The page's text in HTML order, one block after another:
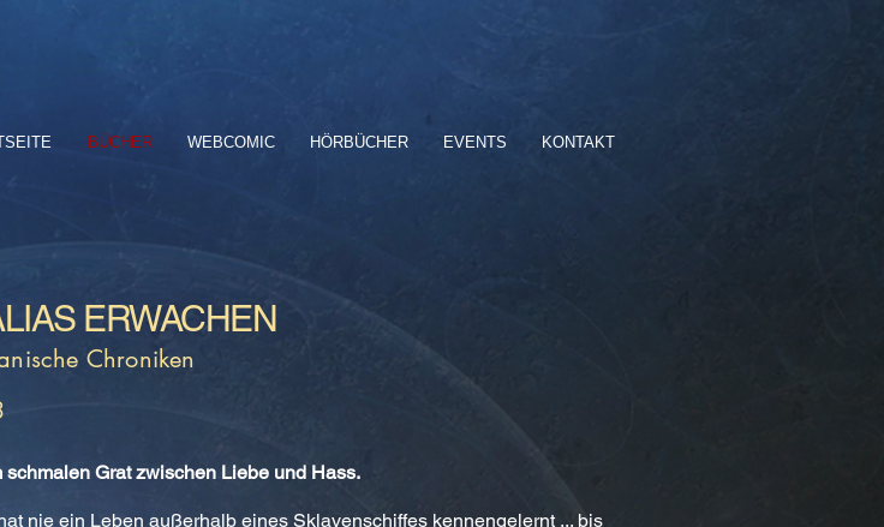
BÜCHER WEBCOMIC HÖRBÜCHER EVENTS KONTAKT
ERWACHEN
Chroniken
schmalen Grat zwischen Liebe und Hass.
nie ein Leben außerhalb eines Sklavenschiffes kennengelernt ... bis